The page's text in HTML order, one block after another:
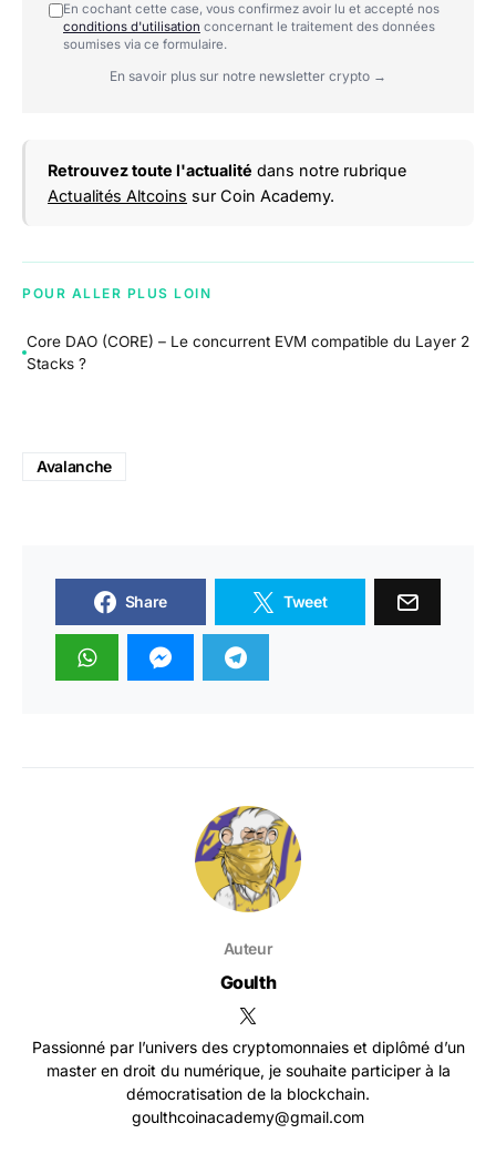
En cochant cette case, vous confirmez avoir lu et accepté nos
conditions d'utilisation concernant le traitement des données
soumises via ce formulaire.
En savoir plus sur notre newsletter crypto →
Retrouvez toute l'actualité dans notre rubrique
Actualités Altcoins sur Coin Academy.
POUR ALLER PLUS LOIN
Core DAO (CORE) – Le concurrent EVM compatible du Layer 2
Stacks ?
Avalanche
Share Tweet
Auteur
Goulth
Passionné par l’univers des cryptomonnaies et diplômé d’un
master en droit du numérique, je souhaite participer à la
démocratisation de la blockchain.
goulthcoinacademy@gmail.com